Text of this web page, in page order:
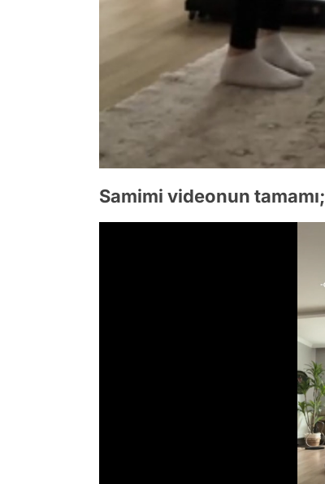
Samimi videonun tamamı;